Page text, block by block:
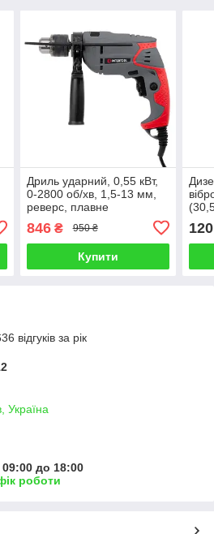
Дриль ударний, 0,55 кВт,
0-2800 об/хв, 1,5-13 мм,
реверс, плавне
регулювання INTERTOOL
DT-0107
846₴ 950 ₴
Купити
відгуків за рік
Україна
до 18:00
роботи